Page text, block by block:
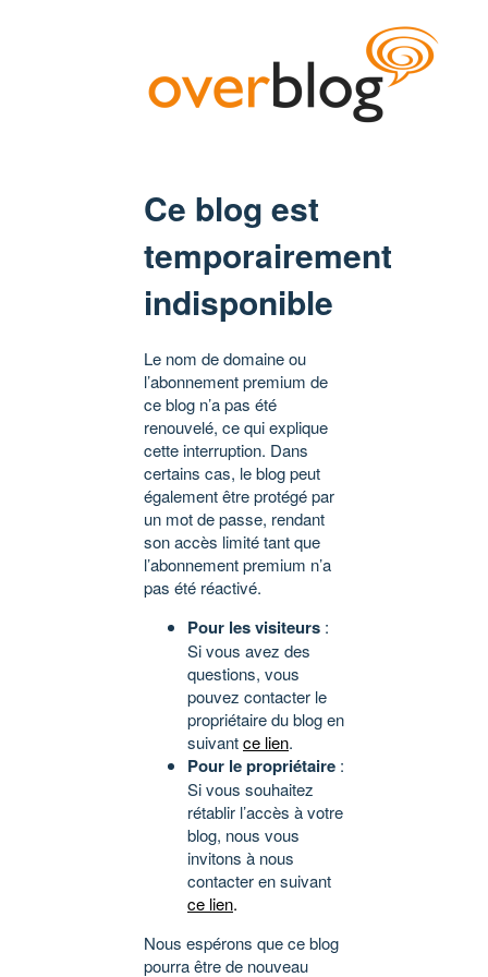
Ce blog est
temporairement
indisponible
Le nom de domaine ou
l’abonnement premium de
ce blog n’a pas été
renouvelé, ce qui explique
cette interruption. Dans
certains cas, le blog peut
également être protégé par
un mot de passe, rendant
son accès limité tant que
l’abonnement premium n’a
pas été réactivé.
Pour les visiteurs :
Si vous avez des
questions, vous
pouvez contacter le
propriétaire du blog en
suivantce lien.
Pour le propriétaire :
Si vous souhaitez
rétablir l’accès à votre
blog, nous vous
invitons à nous
contacter en suivant
ce lien.
Nous espérons que ce blog
pourra être de nouveau